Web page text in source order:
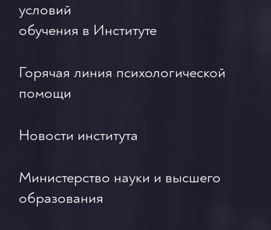
условий
обучения в Институте
Горячая линия психологической
помощи
Новости института
Министерство науки и высшего
образования